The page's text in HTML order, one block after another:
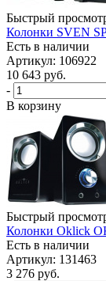
Быстрый
Колонки SVEN
Есть в наличии
Артикул: 106922
10 643 руб.
-
В корзину
Быстрый
Колонки Oklick
Есть в наличии
Артикул: 131463
3 276 руб.